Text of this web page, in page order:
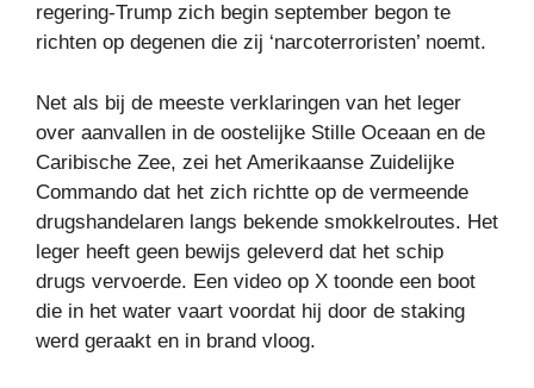
regering-Trump zich begin september begon te
richten op degenen die zij ‘narcoterroristen’ noemt.
Net als bij de meeste verklaringen van het leger
over aanvallen in de oostelijke Stille Oceaan en de
Caribische Zee, zei het Amerikaanse Zuidelijke
Commando dat het zich richtte op de vermeende
drugshandelaren langs bekende smokkelroutes. Het
leger heeft geen bewijs geleverd dat het schip
drugs vervoerde. Een video op X toonde een boot
die in het water vaart voordat hij door de staking
werd geraakt en in brand vloog.